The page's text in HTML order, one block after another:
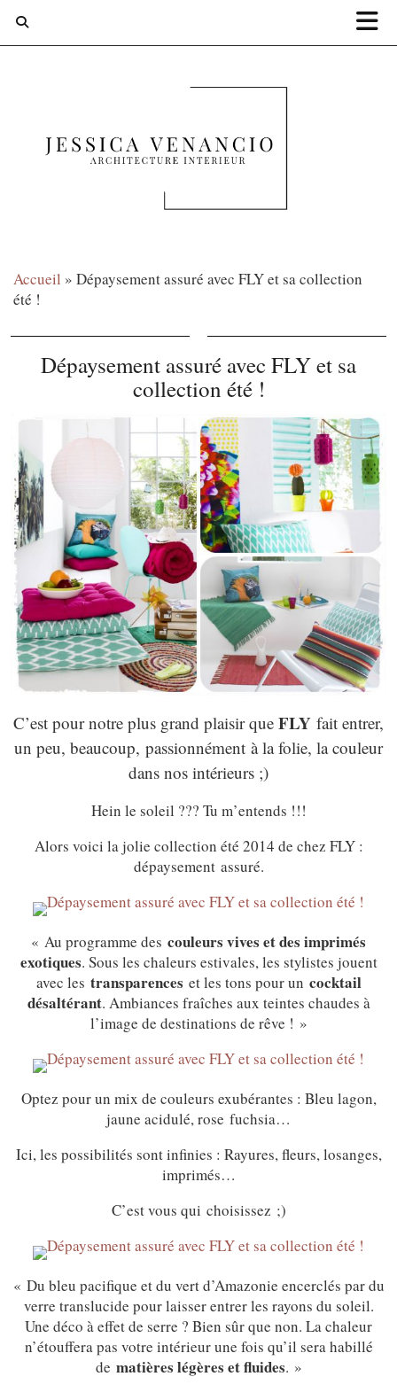
Accueil » Dépaysement assuré avec FLY et sa collection
été !
Dépaysement assuré avec FLY et sa
collection été !
C’est pour notre plus grand plaisir que FLY fait entrer,
un peu, beaucoup, passionnément à la folie, la couleur
dans nos intérieurs ;)
Hein le soleil ??? Tu m’entends !!!
Alors voici la jolie collection été 2014 de chez FLY :
dépaysement assuré.
« Au programme des couleurs vives et des imprimés
exotiques. Sous les chaleurs estivales, les stylistes jouent
avec les transparences et les tons pour un cocktail
désaltérant. Ambiances fraîches aux teintes chaudes à
l’image de destinations de rêve ! »
Optez pour un mix de couleurs exubérantes : Bleu lagon,
jaune acidulé, rose fuchsia…
Ici, les possibilités sont infinies : Rayures, fleurs, losanges,
imprimés…
C’est vous qui choisissez ;)
« Du bleu pacifique et du vert d’Amazonie encerclés par du
verre translucide pour laisser entrer les rayons du soleil.
Une déco à effet de serre ? Bien sûr que non. La chaleur
n’étouffera pas votre intérieur une fois qu’il sera habillé
de matières légères et fluides. »